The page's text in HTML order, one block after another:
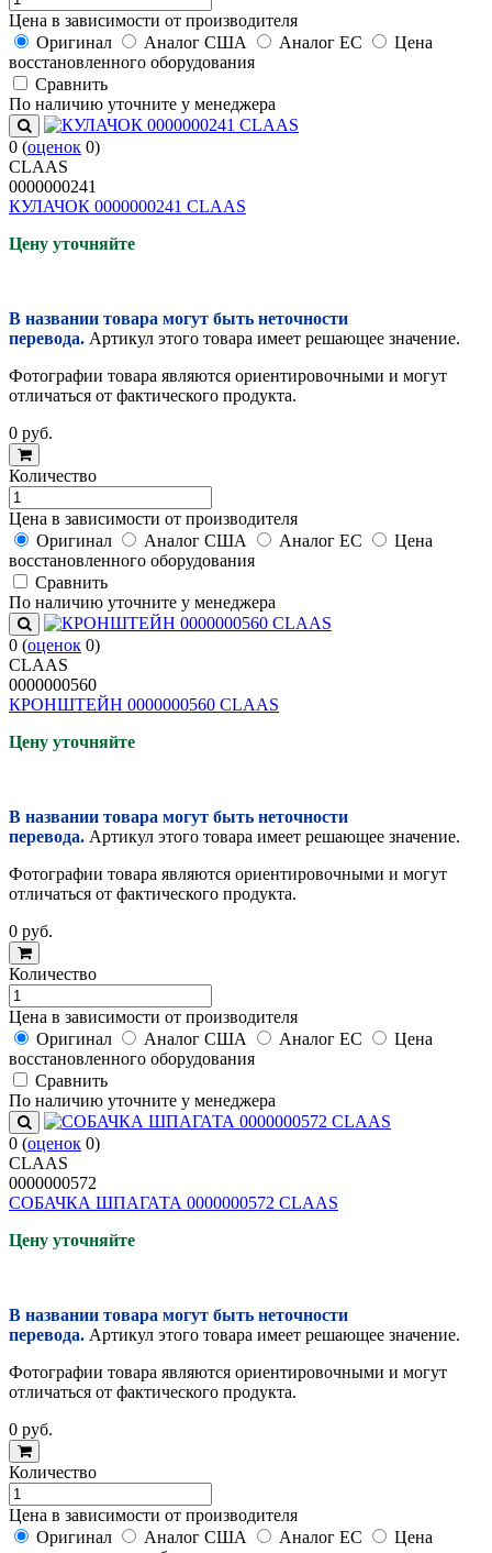
Цена в зависимости от производителя
Оригинал
Аналог США Аналог ЕС
Цена
восстановленного оборудования
Cравнить
По наличию уточните у менеджера
0 (оценок 0)
CLAAS
0000000241
КУЛАЧОК 0000000241 CLAAS
Цену уточняйте
В названии товара могут быть неточности
перевода. Артикул этого товара имеет решающее значение.
Фотографии товара являются ориентировочными и могут
отличаться от фактического продукта.
0 руб.
Количество
Цена в зависимости от производителя
Оригинал
Аналог США Аналог ЕС
Цена
восстановленного оборудования
Cравнить
По наличию уточните у менеджера
0 (оценок 0)
CLAAS
0000000560
КРОНШТЕЙН 0000000560 CLAAS
Цену уточняйте
В названии товара могут быть неточности
перевода. Артикул этого товара имеет решающее значение.
Фотографии товара являются ориентировочными и могут
отличаться от фактического продукта.
0 руб.
Количество
Цена в зависимости от производителя
Оригинал
Аналог США Аналог ЕС
Цена
восстановленного оборудования
Cравнить
По наличию уточните у менеджера
0 (оценок 0)
CLAAS
0000000572
СОБАЧКА ШПАГАТА 0000000572 CLAAS
Цену уточняйте
В названии товара могут быть неточности
перевода. Артикул этого товара имеет решающее значение.
Фотографии товара являются ориентировочными и могут
отличаться от фактического продукта.
0 руб.
Количество
Цена в зависимости от производителя
Оригинал
Аналог США Аналог ЕС
Цена